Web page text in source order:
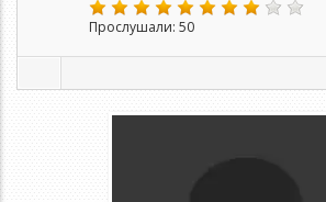
Прослушали: 50